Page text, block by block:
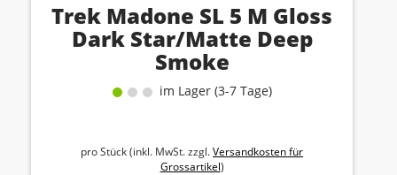
Trek Madone SL 5 M Gloss
Dark Star/Matte Deep
Smoke
im Lager (3-7 Tage)
pro Stück (inkl. MwSt. zzgl.Versandkosten für
Grossartikel)